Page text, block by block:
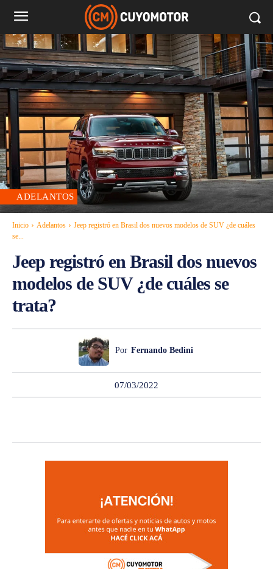
ADELANTOS
Inicio Adelantos
Jeep registró en Brasil dos nuevos modelos de SUV ¿de cuáles
se...
Jeep registró en Brasil dos nuevos
modelos de SUV ¿de cuáles se
trata?
Por Fernando Bedini
07/03/2022